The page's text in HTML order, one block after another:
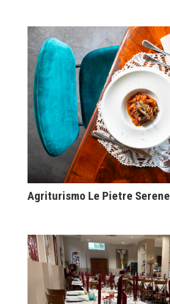
Agriturismo Le Pietre Serene